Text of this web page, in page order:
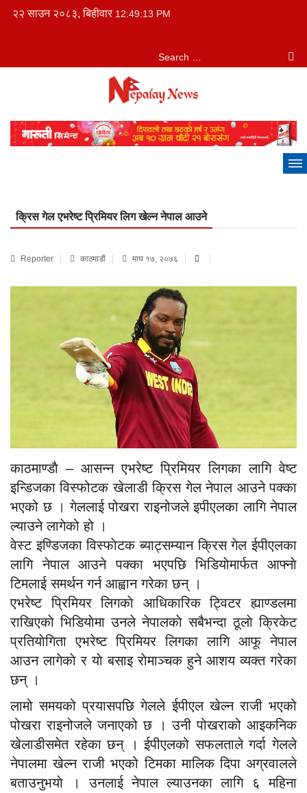
२२ साउन २०८३, बिहीवार 12:49:14 PM
क्रिस गेल एभरेष्ट प्रिमियर लिग खेल्न नेपाल आउने
Reporter काठमाडौं माघ १७, २०७६
काठमाण्डाै – आसन्न एभरेष्ट प्रिमियर लिगका लागि वेष्ट
इन्डिजका विस्फोटक खेलाडी क्रिस गेल नेपाल आउने पक्का
भएको छ । गेललाई पोखरा राइनोजले इपीएलका लागि नेपाल
ल्याउने लागेको हो ।
वेस्ट इण्डिजका विस्फाेटक ब्याट्सम्यान क्रिस गेल ईपीएलका
लागि नेपाल आउने पक्का भएपछि भिडियाेमार्फत आफ्नाे
टिमलाई समर्थन गर्न आह्वान गरेका छन् ।
एभरेष्ट प्रिमियर लिगकाे आधिकारिक ट्विटर ह्याण्डलमा
राखिएकाे भिडियाेमा उनले नेपालकाे सबैभन्दा ठूलाे क्रिकेट
प्रतियाेगिता एभरेष्ट प्रिमियर लिगका लागि आफू नेपाल
आउन लागेकाे र याे बसाइ राेमाञ्चक हुने आशय व्यक्त गरेका
छन् ।
लामो समयको प्रयासपछि गेलले ईपीएल खेल्न राजी भएको
पोखरा राइनोजले जनाएको छ । उनी पोखराको आइकनिक
खेलाडीसमेत रहेका छन् । ईपीएलको सफलताले गर्दा गेलले
नेपालमा खेल्न राजी भएको टिमका मालिक दिपा अग्रवालले
बताउनुभयाे । उनलाई नेपाल ल्याउनका लागि ६ महिना